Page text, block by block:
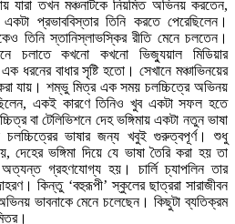
যারা তখন মঞ্চনাটকে নিয়মিত অভিনয় করতেন,
প্রভাববিস্তার তিনি করতে পেরেছিলেন।
তিনি স্তানিস্লাভস্কির রীতি মেনে চলতেন।
চলাতে কখনো কখনো ভিজ্যুয়াল মিডিয়ার
এক ধরনের বাধার সৃষ্টি হতো। সেখানে মঞ্চাভিনয়ের
যায়। শম্ভু মিত্র এক সময় চলচ্চিত্রে অভিনয়
একই কারণে তিনিও খুব একটা সফল হতে
বা টেলিভিশনে দেহ ভঙ্গিমায় একটা নতুন ভাষা
চলচ্চিত্রের ভাষার জন্য খবুই গুরুত্বপূর্ণ। শুধু
দেহের ভঙ্গিমা দিয়ে যে ভাষা তৈরি করা হয় তা
অত্যন্ত গ্রহণযোগ্য হয়। চার্লি চ্যাপলিন তার
কিন্তু ‘বহুরূপী’ স্কুলের ছাত্ররা সারাজীবন
ভাবনাকে মেনে চলেছেন। কিছুটা ব্যতিক্রম